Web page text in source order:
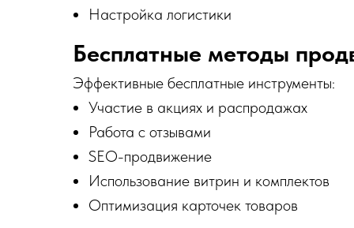
Настройка логистики
Бесплатные методы
Эффективные бесплатные инструменты:
Участие в акциях и распродажах
Работа с отзывами
SEO-продвижение
Использование витрин и комплектов
Оптимизация карточек товаров